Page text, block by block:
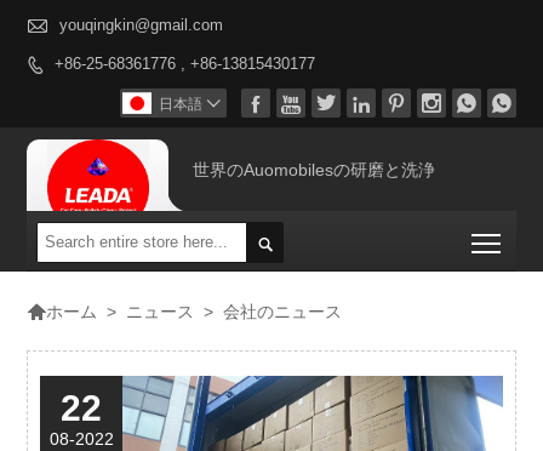
 youqingkin@gmail.com
 +86-25-68361776 , +86-13815430177
       
日本語 
世界のAuomobilesの研磨と洗浄

ホーム > ニュース > 会社のニュース
22
08-2022